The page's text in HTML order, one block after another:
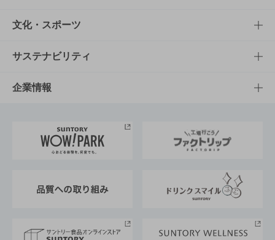
商品一覧
商品発売情報
栄養成分一覧
知る・楽しむTOP
キャンペーン
工場見学
地域情報
文化・スポーツ
文化・スポーツTOP
サントリーホール
サントリーサンバーズ大阪
サステナビリティ
サステナビリティTOP
サントリーが考えるサステナビリティ経営
企業情報
企業概要